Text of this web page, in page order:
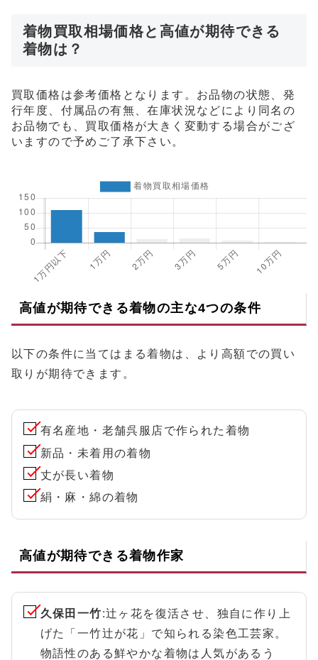
着物買取相場価格と高値が期待できる
着物は？
買取価格は参考価格となります。お品物の状態、発
行年度、付属品の有無、在庫状況などにより同名の
お品物でも、買取価格が大きく変動する場合がござ
いますので予めご了承下さい。
高値が期待できる着物の主な4つの条件
以下の条件に当てはまる着物は、より高額での買い
取りが期待できます。
有名産地・老舗呉服店で作られた着物
新品・未着用の着物
丈が長い着物
絹・麻・綿の着物
高値が期待できる着物作家
久保田一竹:辻ヶ花を復活させ、独自に作り上
げた「一竹辻が花」で知られる染色工芸家。
物語性のある鮮やかな着物は人気があるう